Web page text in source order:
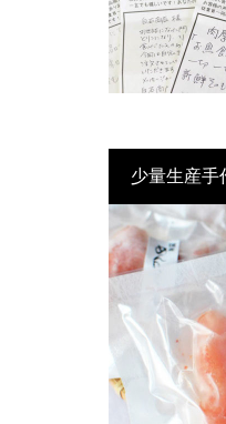
少量生産手